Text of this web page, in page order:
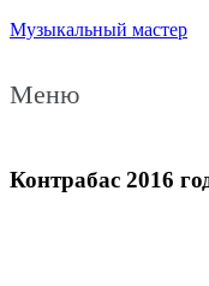
Музыкальный мастер
Меню
Контрабас 2016